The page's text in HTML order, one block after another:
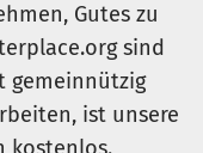
Gutes zu
sind
gemeinnützig
ist unsere